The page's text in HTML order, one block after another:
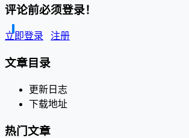
评论前必须登录！
立即登录 注册
文章目录
更新日志
下载地址
热门文章